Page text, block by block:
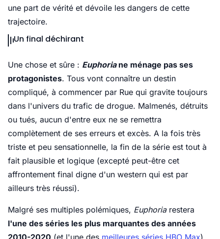
une part de vérité et dévoile les dangers de cette
trajectoire.
Un final déchirant
Une chose et sûre : Euphoriane ménage pas ses
protagonistes. Tous vont connaître un destin
compliqué, à commencer par Rue qui gravite toujours
dans l'univers du trafic de drogue. Malmenés, détruits
ou tués, aucun d'entre eux ne se remettra
complètement de ses erreurs et excès. A la fois très
triste et peu sensationnelle, la fin de la série est tout à
fait plausible et logique (excepté peut-être cet
affrontement final digne d'un western qui est par
ailleurs très réussi).
Malgré ses multiples polémiques, Euphoria restera
l'une des séries les plus marquantes des années